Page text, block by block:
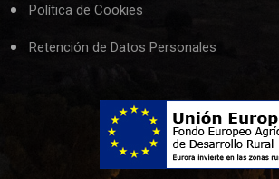
Política de Cookies
Retención de Datos Personales